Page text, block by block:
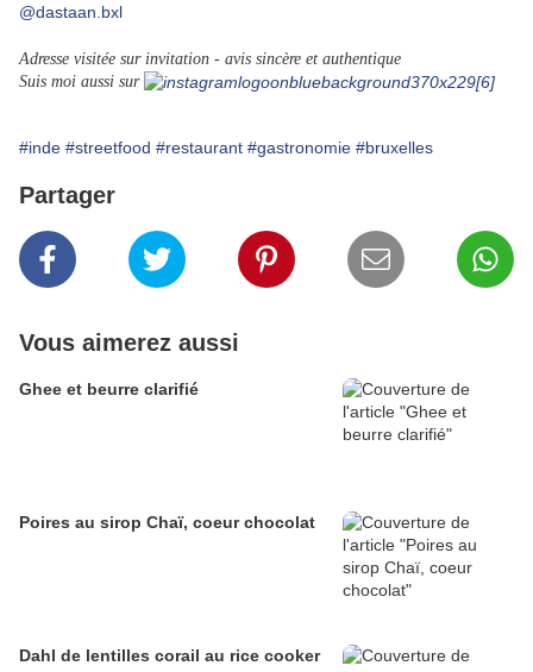
@dastaan.bxl
Adresse visitée sur invitation - avis sincère et authentique
Suis moi aussi sur
#inde #streetfood #restaurant #gastronomie #bruxelles
Partager
Vous aimerez aussi
Ghee et beurre clarifié
Poires au sirop Chaï, coeur chocolat
Dahl de lentilles corail au rice cooker